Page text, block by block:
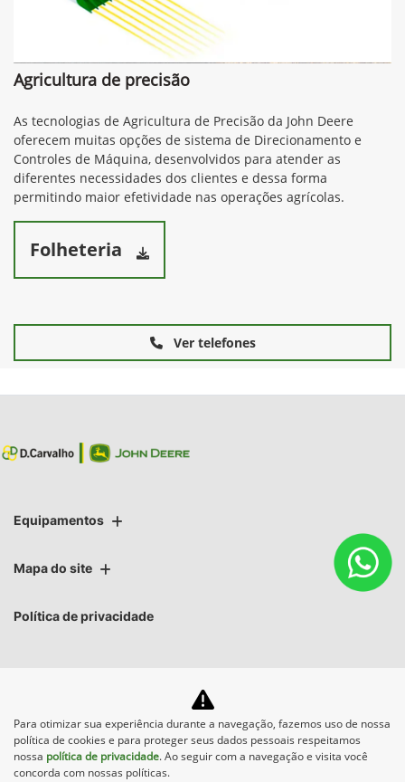
Agricultura de precisão
As tecnologias de Agricultura de Precisão da John Deere
oferecem muitas opções de sistema de Direcionamento e
Controles de Máquina, desenvolvidos para atender as
diferentes necessidades dos clientes e dessa forma
permitindo maior efetividade nas operações agrícolas.
Folheteria
Ver telefones
Equipamentos
Mapa do site
Política de privacidade
No trânsito, enxergar o outro
salva vidas.
Para otimizar sua experiência durante a navegação, fazemos uso de nossa
política de cookies e para proteger seus dados pessoais respeitamos
nossa política de privacidade. Ao seguir com a navegação e visita você
concorda com nossas políticas.